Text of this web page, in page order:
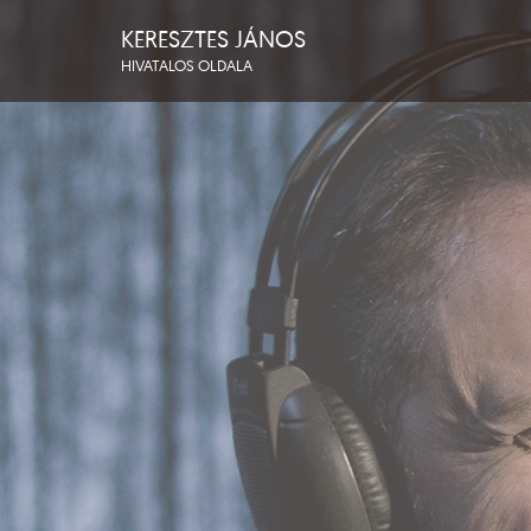
KERESZTES JÁNOS
HIVATALOS OLDALA